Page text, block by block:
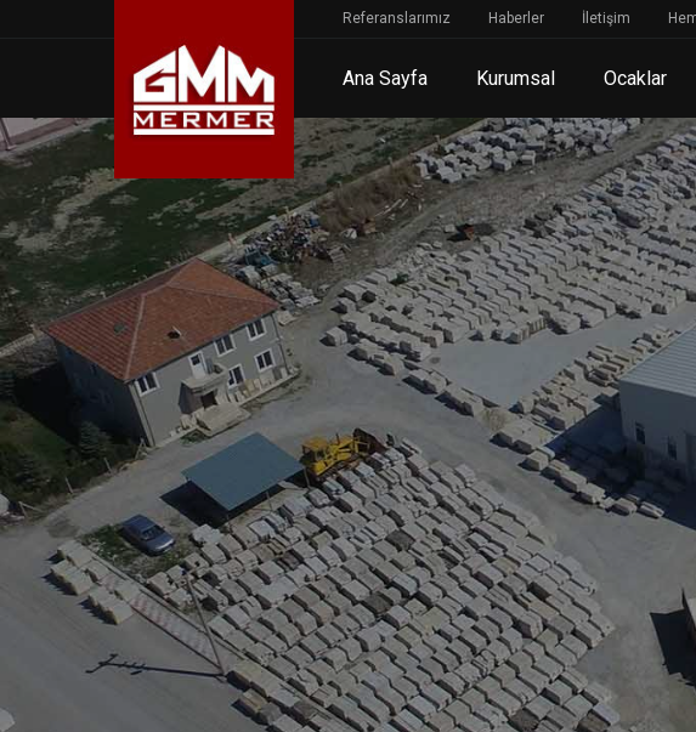
Referanslarımız Haberler İletişim
Ana Sayfa Kurumsal Ocaklar